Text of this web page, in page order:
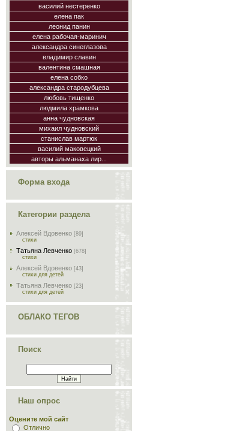
василий нестеренко
елена пак
леонид панин
елена рабочая-маринич
александра синеглазова
владимир славин
валентина смашная
елена собко
александра стародубцева
любовь тищенко
людмила храмкова
анна чудновская
михаил чудновский
станислав мартюк
василий маковецкий
авторы альманаха лир...
Форма входа
Категории раздела
Алексей Вдовенко [89]
стихи
Татьяна Левченко [678]
стихи
Алексей Вдовенко [43]
стихи для детей
Татьяна Левченко [23]
стихи для детей
ОБЛАКО ТЕГОВ
Поиск
Наш опрос
Оцените мой сайт
Отлично